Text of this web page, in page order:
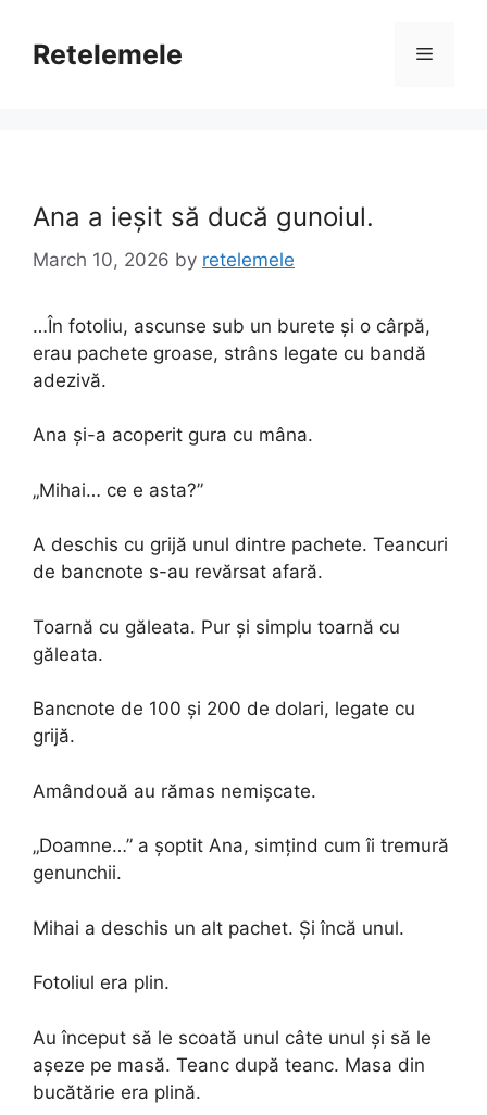
contentRetelemele Menu
Ana a ieșit să ducă gunoiul.
March 10, 2026 by retelemele
…În fotoliu, ascunse sub un burete și o cârpă,
erau pachete groase, strâns legate cu bandă
adezivă.
Ana și-a acoperit gura cu mâna.
„Mihai… ce e asta?”
A deschis cu grijă unul dintre pachete. Teancuri
de bancnote s-au revărsat afară.
Toarnă cu găleata. Pur și simplu toarnă cu
găleata.
Bancnote de 100 și 200 de dolari, legate cu
grijă.
Amândouă au rămas nemișcate.
„Doamne…” a șoptit Ana, simțind cum îi tremură
genunchii.
Mihai a deschis un alt pachet. Și încă unul.
Fotoliul era plin.
Au început să le scoată unul câte unul și să le
așeze pe masă. Teanc după teanc. Masa din
bucătărie era plină.